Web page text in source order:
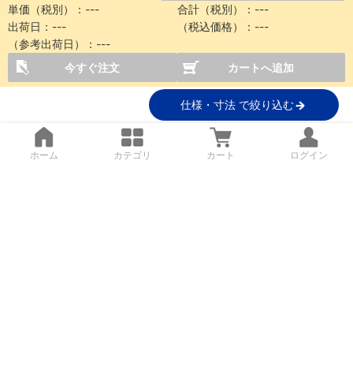
単価（税別）： --- 合計（税別）： ---
出荷日： --- （税込価格）： ---
（参考出荷日）： ---
今すぐ注文
カートへ追加
仕様・寸法 で絞り込む
ホーム カテゴリ カート ログイン